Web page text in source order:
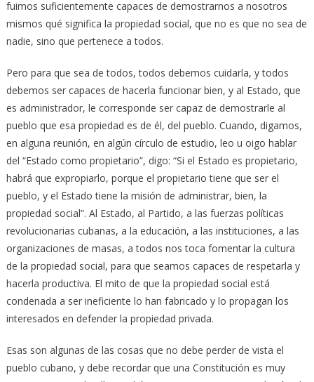
fuimos suficientemente capaces de demostrarnos a nosotros
mismos qué significa la propiedad social, que no es que no sea de
nadie, sino que pertenece a todos.
Pero para que sea de todos, todos debemos cuidarla, y todos
debemos ser capaces de hacerla funcionar bien, y al Estado, que
es administrador, le corresponde ser capaz de demostrarle al
pueblo que esa propiedad es de él, del pueblo. Cuando, digamos,
en alguna reunión, en algún círculo de estudio, leo u oigo hablar
del “Estado como propietario”, digo: “Si el Estado es propietario,
habrá que expropiarlo, porque el propietario tiene que ser el
pueblo, y el Estado tiene la misión de administrar, bien, la
propiedad social”. Al Estado, al Partido, a las fuerzas políticas
revolucionarias cubanas, a la educación, a las instituciones, a las
organizaciones de masas, a todos nos toca fomentar la cultura
de la propiedad social, para que seamos capaces de respetarla y
hacerla productiva. El mito de que la propiedad social está
condenada a ser ineficiente lo han fabricado y lo propagan los
interesados en defender la propiedad privada.
Esas son algunas de las cosas que no debe perder de vista el
pueblo cubano, y debe recordar que una Constitución es muy